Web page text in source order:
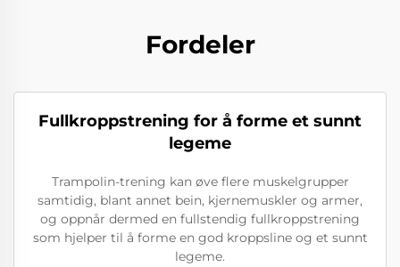
Fordeler
Fullkroppstrening for å forme et sunnt
legeme
Trampolin-trening kan øve flere muskelgrupper
samtidig, blant annet bein, kjernemuskler og armer,
og oppnår dermed en fullstendig fullkroppstrening
som hjelper til å forme en god kroppsline og et sunnt
legeme.